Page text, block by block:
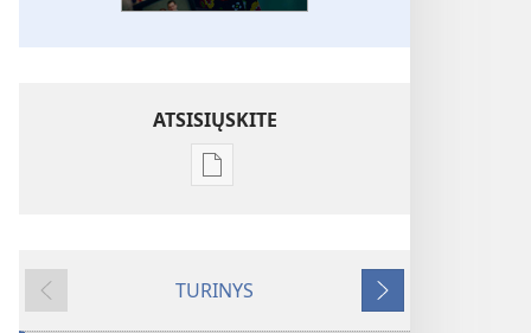
ATSISIŲSKITE
Skaitmeninių
ATSIBUSKITE!
Ankstesnis
TURINYS
Tolesnis